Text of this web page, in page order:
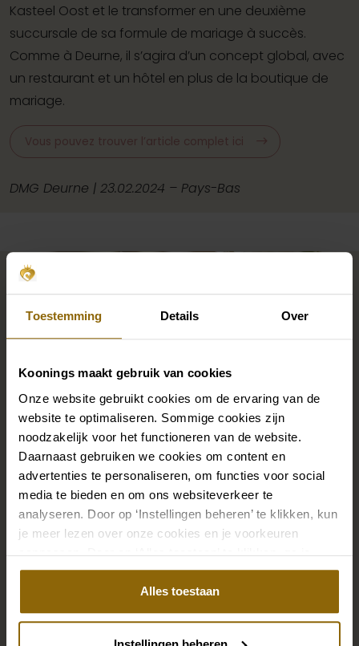
Toestemming Details Over
Koonings maakt gebruik van cookies
Onze website gebruikt cookies om de ervaring van de
website te optimaliseren. Sommige cookies zijn
noodzakelijk voor het functioneren van de website.
Daarnaast gebruiken we cookies om content en
advertenties te personaliseren, om functies voor social
media te bieden en om ons websiteverkeer te
analyseren. Door op ‘Instellingen beheren’ te klikken, kun
je meer lezen over onze cookies en je voorkeuren
aanpassen. Door op ‘Alles toestaan’ te klikken, ga je
akkoord met het gebruik van alle cookies.
Alles toestaan
Kasteel Oost et le transformer en une deuxième
succursale de sa formule de mariage à succès.
Comme à Deurne, il s’agira d’un concept global, avec
un restaurant et un hôtel en plus de la boutique de
mariage.
Vous pouvez trouver l’article complet ici
DMG Deurne | 23.02.2024 – Pays-Bas
Source : Libelle
Tout ce dont vous avez besoin, c’est
d’une robe. Paillettes et glamour au
Palais de la mariée
Les histoires qui conduisent les mariées au plus grand
différentes que leurs désirs de trouver la robe de